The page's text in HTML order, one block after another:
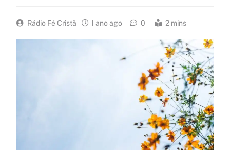
Rádio Fé Cristã 1 ano ago 0 2 mins